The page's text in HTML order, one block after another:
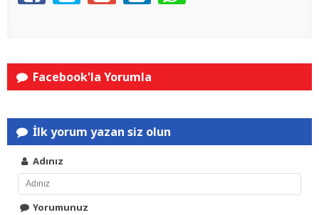
Facebook'la Yorumla
İlk yorum yazan siz olun
Adınız
Yorumunuz